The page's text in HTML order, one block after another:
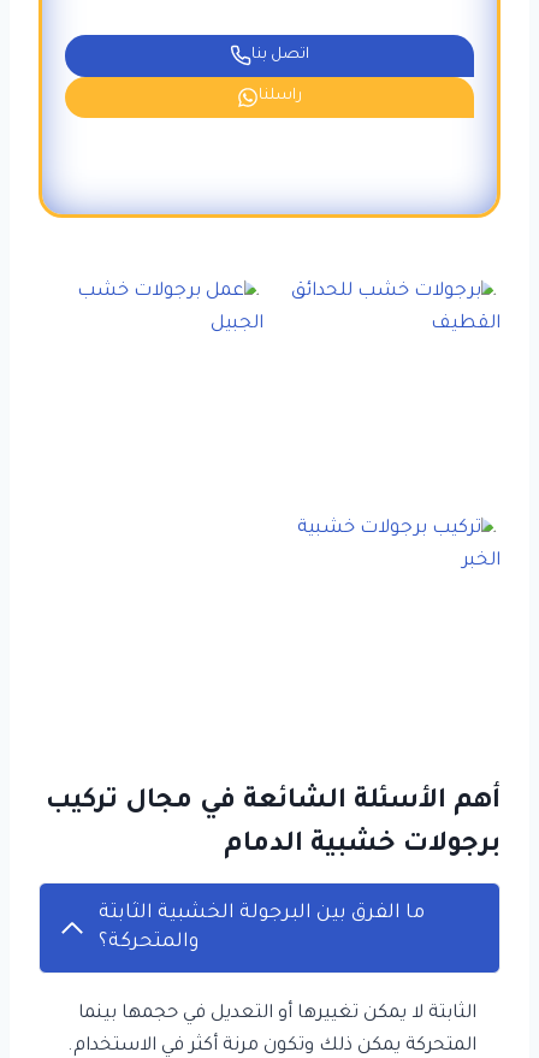
اتصل بنا
راسلنا
أهم الأسئلة الشائعة في مجال تركيب
برجولات خشبية الدمام
ما الفرق بين البرجولة الخشبية الثابتة
والمتحركة؟
الثابتة لا يمكن تغييرها أو التعديل في حجمها بينما
المتحركة يمكن ذلك وتكون مرنة أكثر في الاستخدام.